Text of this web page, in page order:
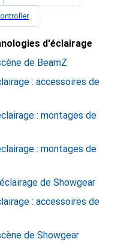
d'éclairage
de BeamZ
: accessoires de
: montages de
: montages de
de Showgear
: accessoires de
de Showgear